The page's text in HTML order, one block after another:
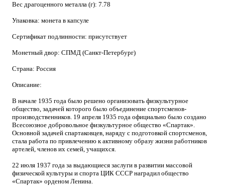
Вес драгоценного металла (г): 7.78
Упаковка: монета в капсуле
Сертификат подлинности: присутствует
Монетный двор: СПМД (Санкт-Петербург)
Страна: Россия
Описание:
В начале 1935 года было решено организовать физкультурное
общество, задачей которого было объединение спортсменов-
производственников. 19 апреля 1935 года официально было создано
Всесоюзное добровольное физкультурное общество «Спартак».
Основной задачей спартаковцев, наряду с подготовкой спортсменов,
стала работа по привлечению к активному образу жизни работников
артелей, членов их семей, учащихся.
22 июля 1937 года за выдающиеся заслуги в развитии массовой
физической культуры и спорта ЦИК СССР наградил общество
«Спартак» орденом Ленина.